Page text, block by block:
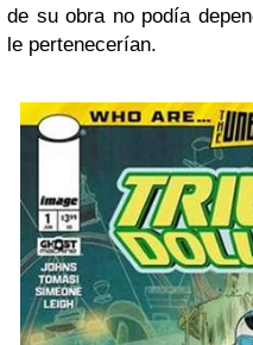
de su obra no podía
le pertenecerían.